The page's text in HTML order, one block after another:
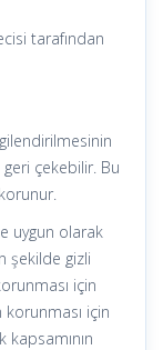
tarafından
çekebilir. Bu
uygun olarak
şekilde gizli
için
korunması için
kapsamının